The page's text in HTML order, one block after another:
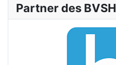
Partner des BVSH